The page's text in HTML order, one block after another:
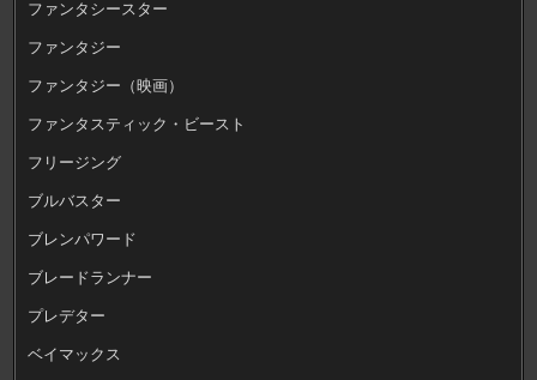
ファンタシースター
ファンタジー
ファンタジー（映画）
ファンタスティック・ビースト
フリージング
ブルバスター
ブレンパワード
ブレードランナー
プレデター
ベイマックス